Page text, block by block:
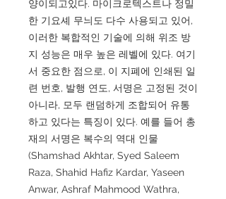
양이되고있다. 마이크로텍스트나 정밀
한 기요셰 무늬도 다수 사용되고 있어,
이러한 복합적인 기술에 의해 위조 방
지 성능은 매우 높은 레벨에 있다. 여기
서 중요한 점으로, 이 지폐에 인쇄된 일
련 번호, 발행 연도, 서명은 고정된 것이
아니라, 모두 랜덤하게 조합되어 유통
하고 있다는 특징이 있다. 예를 들어 총
재의 서명은 복수의 역대 인물
(Shamshad Akhtar, Syed Saleem
Raza, Shahid Hafiz Kardar, Yaseen
Anwar, Ashraf Mahmood Wathra,